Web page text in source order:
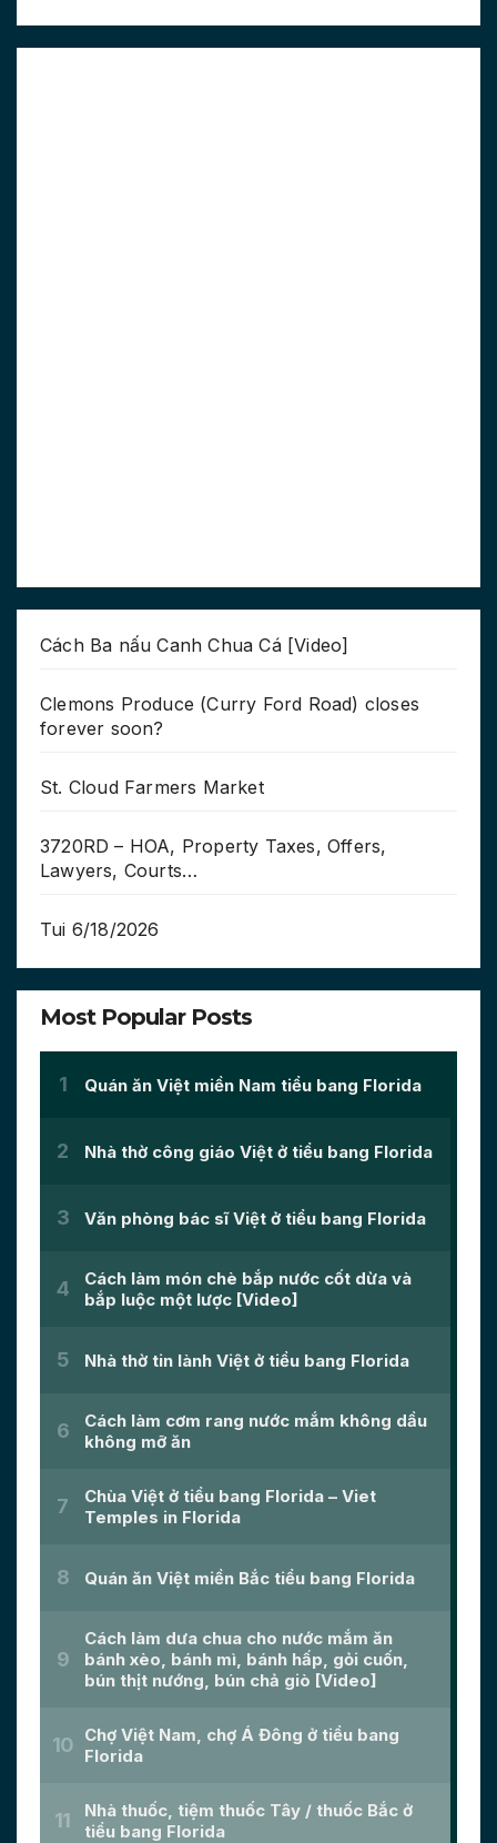
Cách Ba nấu Canh Chua Cá [Video]
Clemons Produce (Curry Ford Road) closes
forever soon?
St. Cloud Farmers Market
3720RD – HOA, Property Taxes, Offers,
Lawyers, Courts…
Tui 6/18/2026
Most Popular Posts